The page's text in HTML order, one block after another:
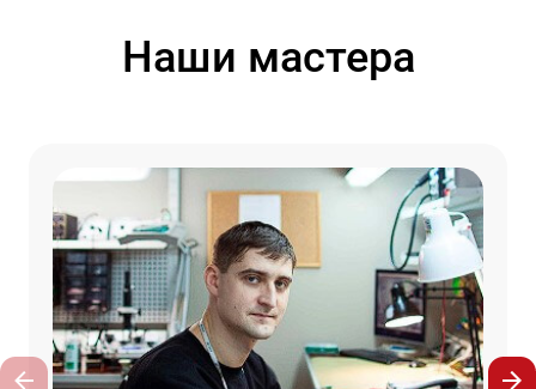
Наши мастера